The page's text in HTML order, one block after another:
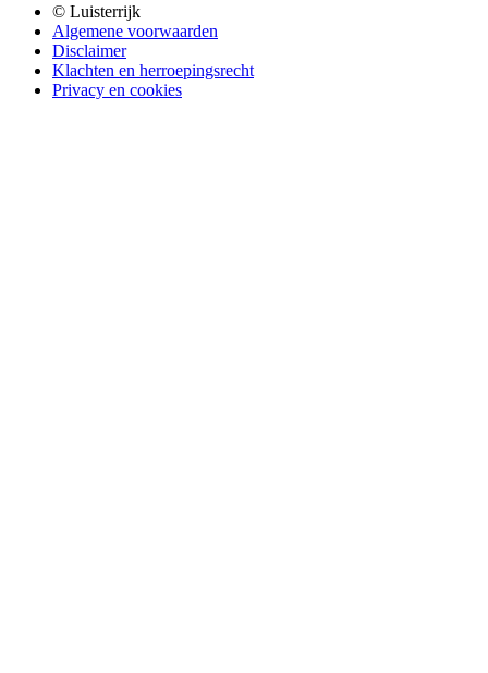
© Luisterrijk
Algemene voorwaarden
Disclaimer
Klachten en herroepingsrecht
Privacy en cookies